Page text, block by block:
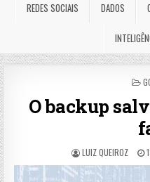
REDES SOCIAIS DADOS
O backup
LUIZ QUEIROZ